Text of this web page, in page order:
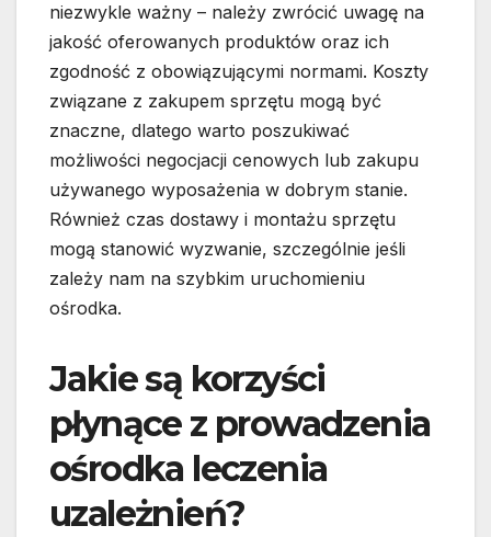
niezwykle ważny – należy zwrócić uwagę na
jakość oferowanych produktów oraz ich
zgodność z obowiązującymi normami. Koszty
związane z zakupem sprzętu mogą być
znaczne, dlatego warto poszukiwać
możliwości negocjacji cenowych lub zakupu
używanego wyposażenia w dobrym stanie.
Również czas dostawy i montażu sprzętu
mogą stanowić wyzwanie, szczególnie jeśli
zależy nam na szybkim uruchomieniu
ośrodka.
Jakie są korzyści
płynące z prowadzenia
ośrodka leczenia
uzależnień?